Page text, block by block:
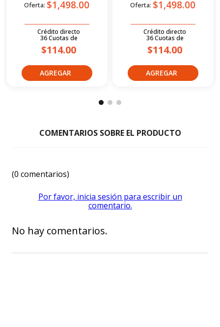
Oferta: $1,498.00
Crédito directo
36Cuotas de
$114.00
Oferta: $1,498.00
Crédito directo
36Cuotas de
$114.00
(0 comentarios)
Por favor, inicia sesión para escribir un
comentario.
No hay comentarios.